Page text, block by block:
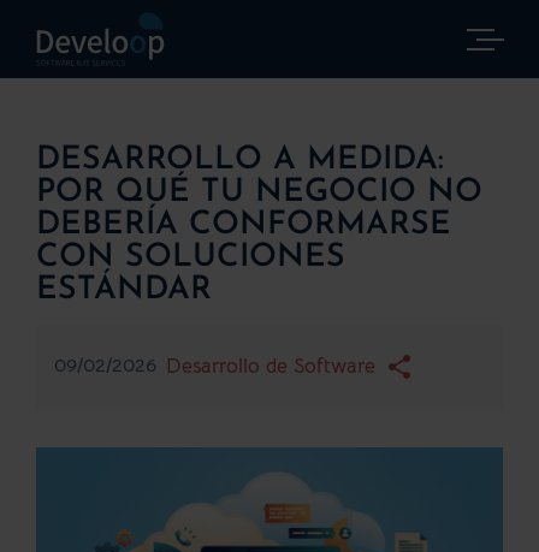
DESARROLLO A MEDIDA:
POR QUÉ TU NEGOCIO NO
DEBERÍA CONFORMARSE
CON SOLUCIONES
ESTÁNDAR
09/02/2026 Desarrollo de Software